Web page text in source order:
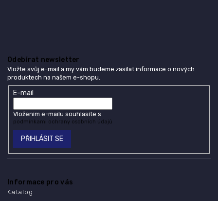
Odebírat newsletter
Vložte svůj e-mail a my vám budeme zasílat informace o nových
produktech na našem e-shopu.
E-mail
Vložením e-mailu souhlasíte s
podmínkami ochrany osobních údajů
PŘIHLÁSIT SE
Informace pro vás
Katalog